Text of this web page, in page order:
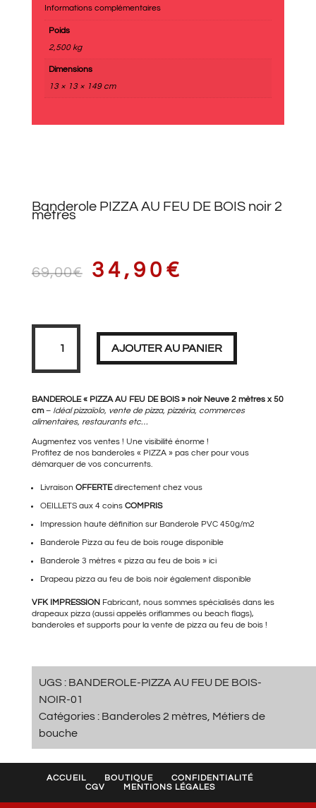
Informations complémentaires
Poids
2,500 kg
Dimensions
13 × 13 × 149 cm
Banderole PIZZA AU FEU DE BOIS noir 2
mètres
69,00€ LE
PRIX
INITIAL
ÉTAIT :
69,00€.
34,90 €
PRIX
ACTUEL
EST :
quantité
Banderole
FEU
noir
2
mètres
AJOUTER AU PANIER
BANDEROLE « PIZZA AU FEU DE BOIS » noir Neuve 2 mètres x 50
cm– Idéal pizzaïolo, vente de pizza, pizzéria, commerces
alimentaires, restaurants etc…
Augmentez vos ventes ! Une visibilité énorme !
Profitez de nos banderoles « PIZZA » pas cher pour vous
démarquer de vos concurrents.
Livraison OFFERTEdirectement chez vous
OEILLETS aux 4 coins COMPRIS
Impression haute définition sur Banderole PVC 450g/m2
Banderole Pizza au feu de boisrouge disponible
Banderole 3 mètres « pizza au feu de bois » ici
Drapeau pizza au feu de bois noirégalement disponible
VFK IMPRESSIONFabricant, nous sommes spécialisés dans les
drapeaux pizza (aussi appelés oriflammes ou beach flags),
banderoles et supports pour la vente de pizza au feu de bois !
UGS : BANDEROLE-PIZZA AU FEU DE BOIS-
NOIR-01
Catégories : Banderoles 2 mètres, Métiers de
bouche
ACCUEIL BOUTIQUE
CONFIDENTIALITÉ
CGV
MENTIONS LÉGALES